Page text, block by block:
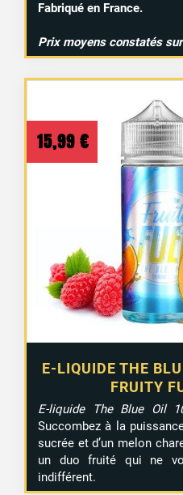
Fabriqué en France.
Prix moyens constatés
E-LIQUIDE THE
FRUITY
15,99 €
E-liquide The Blue Oil
Succombez à la
sucrée et d’un melon
un duo fruité qui ne
indifférent.